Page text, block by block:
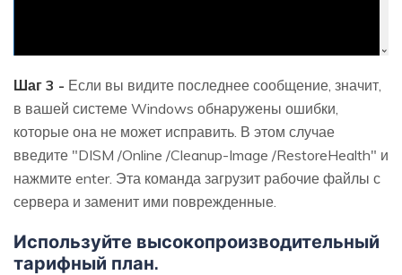
Шаг 3 - Если вы видите последнее сообщение, значит,
в вашей системе Windows обнаружены ошибки,
которые она не может исправить. В этом случае
введите "DISM /Online /Cleanup-Image /RestoreHealth" и
нажмите enter. Эта команда загрузит рабочие файлы с
сервера и заменит ими поврежденные.
Используйте высокопроизводительный
тарифный план.